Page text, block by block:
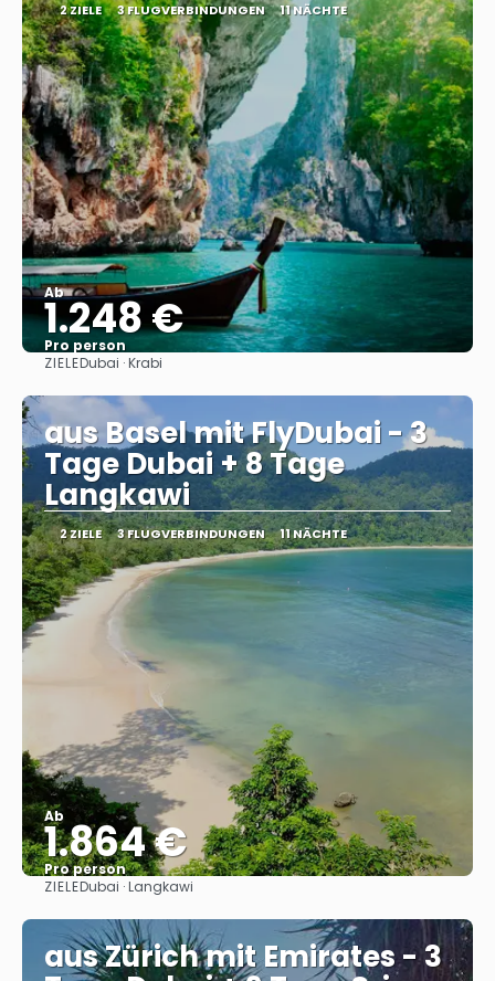
2 ZIELE 3 FLUGVERBINDUNGEN 11 NÄCHTE
Ab
1.248 €
Pro person
ZIELEDubai · Krabi
aus Basel mit FlyDubai - 3
Tage Dubai + 8 Tage
Langkawi
2 ZIELE 3 FLUGVERBINDUNGEN 11 NÄCHTE
Ab
1.864 €
Pro person
ZIELEDubai · Langkawi
aus Zürich mit Emirates - 3